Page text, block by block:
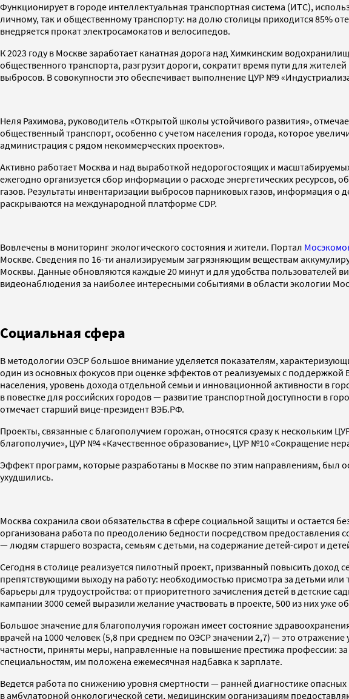
Функционирует в городе интеллектуальная транспортная система (ИТС),
личному, так и общественному транспорту: на долю столицы приходится 85%
внедряется прокат электросамокатов и велосипедов.
К 2023 году в Москве заработает канатная дорога над Химкинским
общественного транспорта, разгрузит дороги, сократит время пути для
выбросов. В совокупности это обеспечивает выполнение ЦУР №9
Неля Рахимова, руководитель «Открытой школы устойчивого развития»,
общественный транспорт, особенно с учетом населения города, которое
администрация с рядом некоммерческих проектов».
Активно работает Москва и над выработкой недорогостоящих и
ежегодно организуется сбор информации о расходе энергетических
газов. Результаты инвентаризации выбросов парниковых газов, информация о
раскрываются на международной платформе CDP.
Вовлечены в мониторинг экологического состояния и жители. Портал
Москве. Сведения по 16-ти анализируемым загрязняющим веществам
Москвы. Данные обновляются каждые 20 минут и для удобства пользователей
видеонаблюдения за наиболее интересными событиями в области экологии
Социальная сфера
В методологии ОЭСР большое внимание уделяется показателям,
один из основных фокусов при оценке эффектов от реализуемых с поддержкой
населения, уровень дохода отдельной семьи и инновационной активности в
в повестке для российских городов — развитие транспортной доступности в
отмечает старший вице-президент ВЭБ.РФ.
Проекты, связанные с благополучием горожан, относятся сразу к
благополучие», ЦУР №4 «Качественное образование», ЦУР №10 «Сокращение
Эффект программ, которые разработаны в Москве по этим направлениям, был
ухудшились.
Москва сохранила свои обязательства в сфере социальной защиты и
организована работа по преодолению бедности посредством
— людям старшего возраста, семьям с детьми, на содержание детей-сирот и
Сегодня в столице реализуется пилотный проект, призванный повысить
препятствующими выходу на работу: необходимостью присмотра за детьми
барьеры для трудоустройства: от приоритетного зачисления детей в детские
кампании 3000 семей выразили желание участвовать в проекте, 500 из них уже
Большое значение для благополучия горожан имеет состояние
врачей на 1000 человек (5,8 при среднем по ОЭСР значении 2,7) — это
частности, приняты меры, направленные на повышение престижа профессии: за
специальностям, им положена ежемесячная надбавка к зарплате.
Ведется работа по снижению уровня смертности — ранней диагностике
в амбулаторной онкологической сети, медицинским организациям